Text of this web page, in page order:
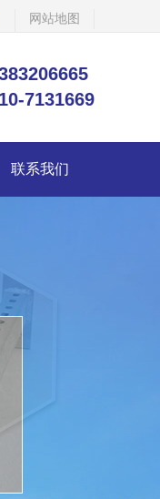
网站地图
7131669
联系我们